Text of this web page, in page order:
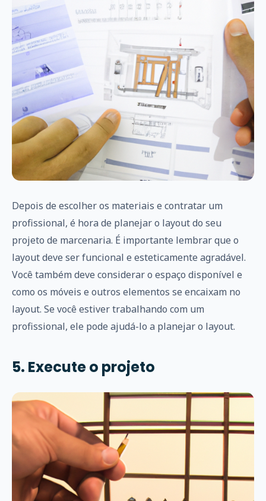
Depois de escolher os materiais e contratar um
profissional, é hora de planejar o layout do seu
projeto de marcenaria. É importante lembrar que o
layout deve ser funcional e esteticamente agradável.
Você também deve considerar o espaço disponível e
como os móveis e outros elementos se encaixam no
layout. Se você estiver trabalhando com um
profissional, ele pode ajudá-lo a planejar o layout.
5. Execute o projeto